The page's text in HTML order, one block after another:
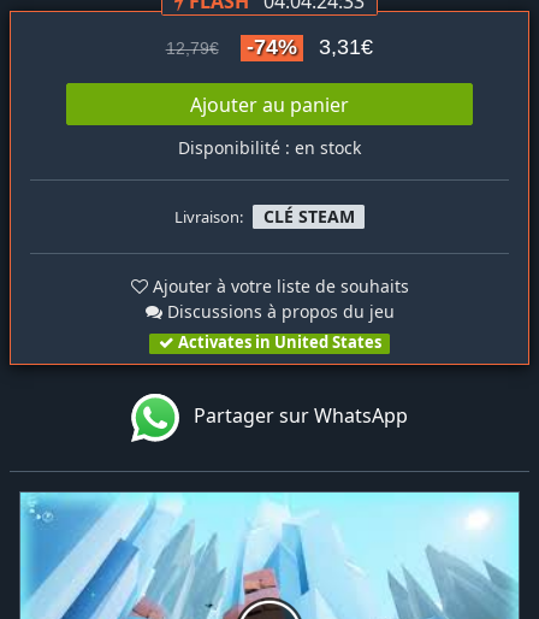
12,79€ -74% 3,31€
Ajouter au panier
Disponibilité : en stock
Livraison: CLÉ STEAM
Ajouter à votre liste de souhaits
Discussions à propos du jeu
Activates in United States
Partager sur WhatsApp